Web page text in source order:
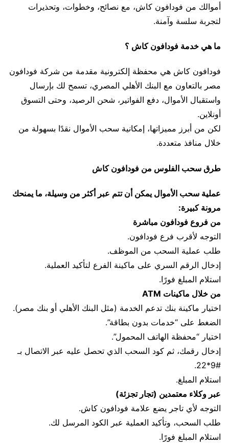
أموالك من فودافون كاش، مع نصائح، وخطوات، وتحذيرات
لتجربة سلسة وآمنة.
ما هي خدمة فودافون كاش ؟
فودافون كاش هي محفظة إلكترونية مقدمة من شركة فودافون
مصر بالتعاون مع البنك الأهلي المصري، تسمح لك بإرسال
واستقبال الأموال، دفع الفواتير، شحن الرصيد، وحتى التسوق
أونلاين.
لكن من أبرز مميزاتها، إمكانية سحب الأموال نقدًا بسهولة من
خلال منافذ متعددة.
طرق سحب الفلوس من فودافون كاش
عملية سحب الأموال يمكن أن تتم عبر أكثر من وسيلة، ما يمنحك
مرونة كبيرة:
من فروع فودافون مباشرة
التوجه لأقرب فرع فودافون.
طلب عملية السحب من الموظف.
إدخال الرقم السري على ماكينة الفرع لتأكيد العملية.
استلام المبلغ فورًا.
من خلال ماكينات ATM
اختيار ماكينة بنك تدعم الخدمة (مثل البنك الأهلي أو بنك مصر).
الضغط على “خدمات بدون بطاقة”.
اختيار “محفظة الهاتف المحمول”.
إدخال رقمك، ثم كود السحب الذي تحصل عليه عبر الاتصال بـ
#9*22.
استلام المبلغ.
عبر وكلاء معتمدين (تجار تجزئة)
التوجه لأي تاجر يضع علامة فودافون كاش.
طلب السحب، وتأكيد العملية عبر الكود المرسل لك.
استلام المبلغ فورًا.